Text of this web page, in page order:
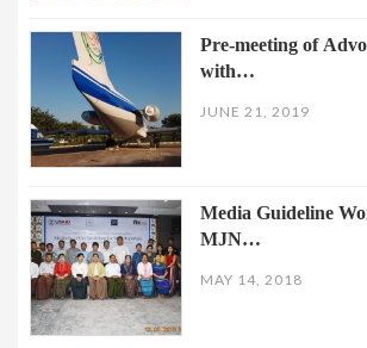
Pre-meeting of
with…
JUNE 21, 2019
Media Guideline
MJN…
MAY 14, 2018